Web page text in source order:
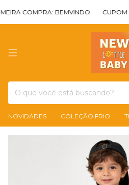
COMPRA: BEMVINDO CUPOM
NOVIDADES COLEÇÃO FRIO